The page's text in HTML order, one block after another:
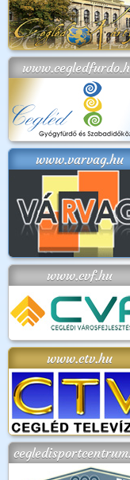
www.varvag.hu
www.cvf.hu
www.ctv.hu